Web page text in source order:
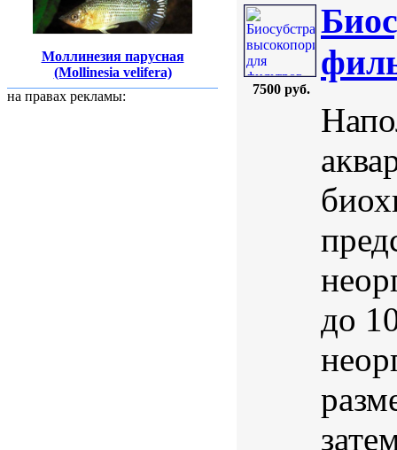
Моллинезия парусная
(Mollinesia velifera)
на правах рекламы:
7500 руб.
до